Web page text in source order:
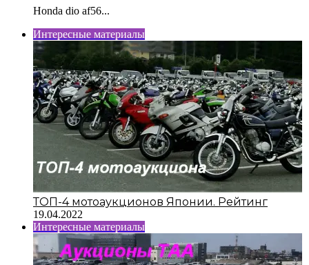
Honda dio af56...
Интересные материалы
ТОП-4 мотоаукционов Японии. Рейтинг
19.04.2022
Интересные материалы